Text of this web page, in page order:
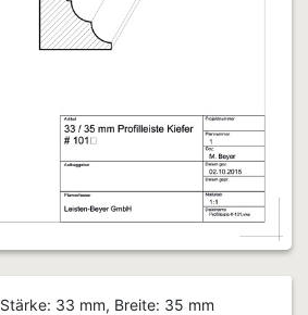
Stärke: 33 mm, Breite: 35 mm